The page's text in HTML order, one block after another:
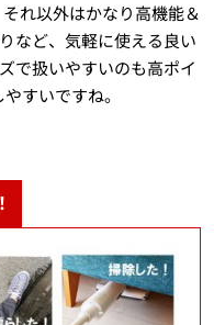
れ以外はかなり高機能＆
など、気軽に使える良い
で扱いやすいのも高ポイ
すいですね。